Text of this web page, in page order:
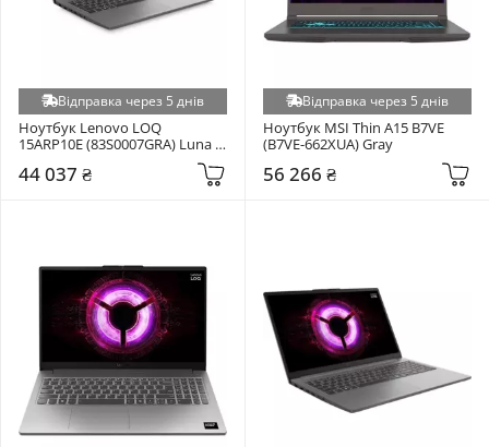
Відправка через 5 днів
Ноутбук Lenovo LOQ
15ARP10E (83S0007GRA) Luna
44 037 ₴
Відправка через 5 днів
Ноутбук MSI Thin A15 B7VE
(B7VE-662XUA) Gray
56 266 ₴